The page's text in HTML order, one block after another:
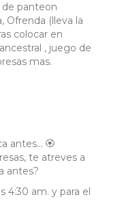
de panteon
Ofrenda (lleva la
colocar en
, juego de
mas.
antes… 🏵️
te atreves a
antes?
4:30 am. y para el